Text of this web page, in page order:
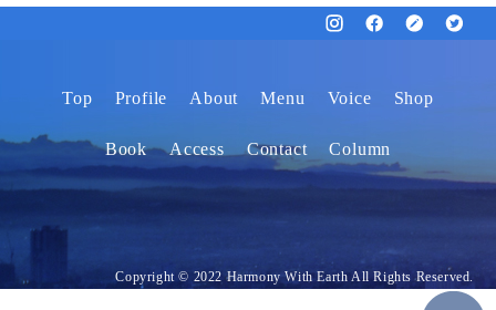
Top Profile About Menu Voice Shop
Book Access Contact Column
Copyright © 2022 Harmony With Earth All Rights Reserved.